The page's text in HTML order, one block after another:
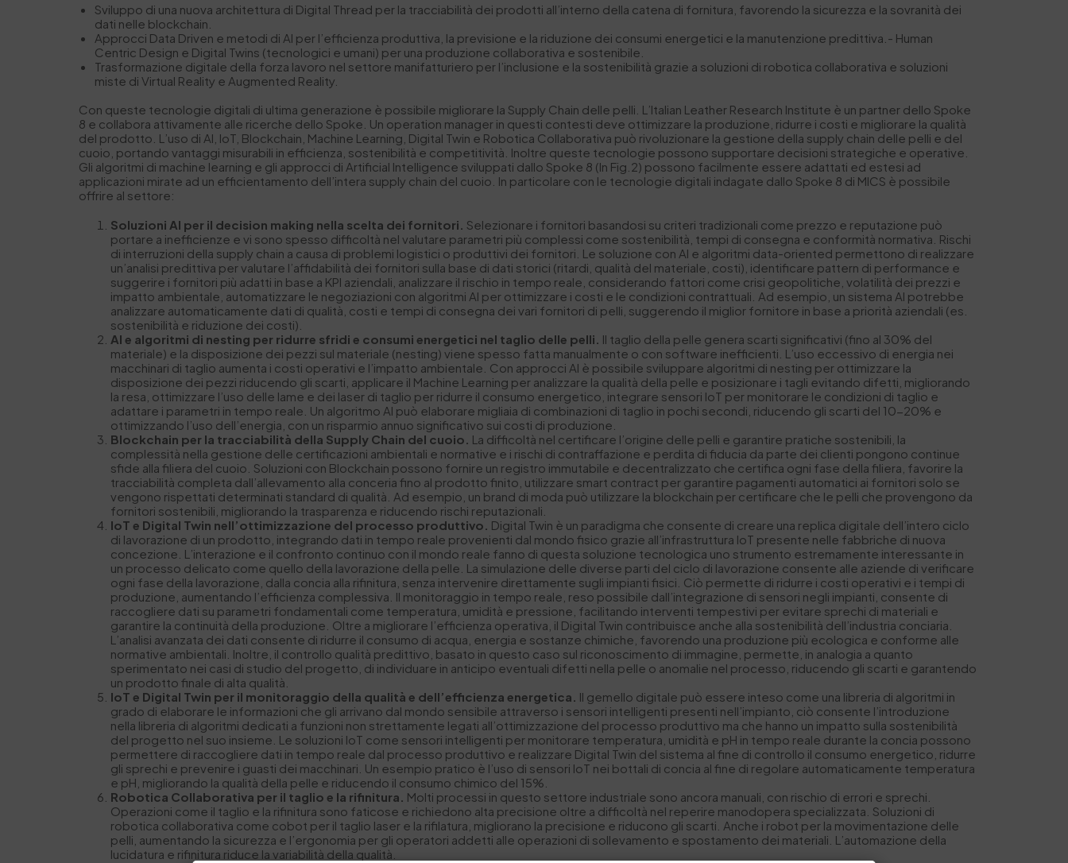
Sviluppo di una nuova architettura di Digital Thread per la tracciabilità dei prodotti all’interno della catena di fornitura, favorendo la sicurezza e la sovranità dei
dati nelle blockchain.
Approcci Data Driven e metodi di AI per l’efficienza produttiva, la previsione e la riduzione dei consumi energetici e la manutenzione predittiva.- Human
Centric Design e Digital Twins (tecnologici e umani) per una produzione collaborativa e sostenibile.
Trasformazione digitale della forza lavoro nel settore manifatturiero per l’inclusione e la sostenibilità grazie a soluzioni di robotica collaborativa e soluzioni
miste di Virtual Reality e Augmented Reality.
Con queste tecnologie digitali di ultima generazione è possibile migliorare la Supply Chain delle pelli. L’Italian Leather Research Institute è un partner dello Spoke
8 e collabora attivamente alle ricerche dello Spoke. Un operation manager in questi contesti deve ottimizzare la produzione, ridurre i costi e migliorare la qualità
del prodotto. L’uso di AI, IoT, Blockchain, Machine Learning, Digital Twin e Robotica Collaborativa può rivoluzionare la gestione della supply chain delle pelli e del
cuoio, portando vantaggi misurabili in efficienza, sostenibilità e competitività. Inoltre queste tecnologie possono supportare decisioni strategiche e operative.
Gli algoritmi di machine learning e gli approcci di Artificial Intelligence sviluppati dallo Spoke 8 (In Fig.2) possono facilmente essere adattati ed estesi ad
applicazioni mirate ad un efficientamento dell’intera supply chain del cuoio. In particolare con le tecnologie digitali indagate dallo Spoke 8 di MICS è possibile
offrire al settore:
Soluzioni AI per il decision making nella scelta dei fornitori. Selezionare i fornitori basandosi su criteri tradizionali come prezzo e reputazione può
portare a inefficienze e vi sono spesso difficoltà nel valutare parametri più complessi come sostenibilità, tempi di consegna e conformità normativa. Rischi
di interruzioni della supply chain a causa di problemi logistici o produttivi dei fornitori. Le soluzione con AI e algoritmi data-oriented permettono di realizzare
un’analisi predittiva per valutare l’affidabilità dei fornitori sulla base di dati storici (ritardi, qualità del materiale, costi), identificare pattern di performance e
suggerire i fornitori più adatti in base a KPI aziendali, analizzare il rischio in tempo reale, considerando fattori come crisi geopolitiche, volatilità dei prezzi e
impatto ambientale, automatizzare le negoziazioni con algoritmi AI per ottimizzare i costi e le condizioni contrattuali. Ad esempio, un sistema AI potrebbe
analizzare automaticamente dati di qualità, costi e tempi di consegna dei vari fornitori di pelli, suggerendo il miglior fornitore in base a priorità aziendali (es.
sostenibilità e riduzione dei costi).
AI e algoritmi di nesting per ridurre sfridi e consumi energetici nel taglio delle pelli. Il taglio della pelle genera scarti significativi (fino al 30% del
materiale) e la disposizione dei pezzi sul materiale (nesting) viene spesso fatta manualmente o con software inefficienti. L’uso eccessivo di energia nei
macchinari di taglio aumenta i costi operativi e l’impatto ambientale. Con approcci AI è possibile sviluppare algoritmi di nesting per ottimizzare la
disposizione dei pezzi riducendo gli scarti, applicare il Machine Learning per analizzare la qualità della pelle e posizionare i tagli evitando difetti, migliorando
la resa, ottimizzare l’uso delle lame e dei laser di taglio per ridurre il consumo energetico, integrare sensori IoT per monitorare le condizioni di taglio e
adattare i parametri in tempo reale. Un algoritmo AI può elaborare migliaia di combinazioni di taglio in pochi secondi, riducendo gli scarti del 10-20% e
ottimizzando l’uso dell’energia, con un risparmio annuo significativo sui costi di produzione.
Blockchain per la tracciabilità della Supply Chain del cuoio. La difficoltà nel certificare l’origine delle pelli e garantire pratiche sostenibili, la
complessità nella gestione delle certificazioni ambientali e normative e i rischi di contraffazione e perdita di fiducia da parte dei clienti pongono continue
sfide alla filiera del cuoio. Soluzioni con Blockchain possono fornire un registro immutabile e decentralizzato che certifica ogni fase della filiera, favorire la
tracciabilità completa dall’allevamento alla conceria fino al prodotto finito, utilizzare smart contract per garantire pagamenti automatici ai fornitori solo se
vengono rispettati determinati standard di qualità. Ad esempio, un brand di moda può utilizzare la blockchain per certificare che le pelli che provengono da
fornitori sostenibili, migliorando la trasparenza e riducendo rischi reputazionali.
IoT e Digital Twin nell’ottimizzazione del processo produttivo. Digital Twin è un paradigma che consente di creare una replica digitale dell’intero ciclo
di lavorazione di un prodotto, integrando dati in tempo reale provenienti dal mondo fisico grazie all’infrastruttura IoT presente nelle fabbriche di nuova
concezione. L’interazione e il confronto continuo con il mondo reale fanno di questa soluzione tecnologica uno strumento estremamente interessante in
un processo delicato come quello della lavorazione della pelle. La simulazione delle diverse parti del ciclo di lavorazione consente alle aziende di verificare
ogni fase della lavorazione, dalla concia alla rifinitura, senza intervenire direttamente sugli impianti fisici. Ciò permette di ridurre i costi operativi e i tempi di
produzione, aumentando l’efficienza complessiva. Il monitoraggio in tempo reale, reso possibile dall’integrazione di sensori negli impianti, consente di
raccogliere dati su parametri fondamentali come temperatura, umidità e pressione, facilitando interventi tempestivi per evitare sprechi di materiali e
garantire la continuità della produzione. Oltre a migliorare l’efficienza operativa, il Digital Twin contribuisce anche alla sostenibilità dell’industria conciaria.
L’analisi avanzata dei dati consente di ridurre il consumo di acqua, energia e sostanze chimiche, favorendo una produzione più ecologica e conforme alle
normative ambientali. Inoltre, il controllo qualità predittivo, basato in questo caso sul riconoscimento di immagine, permette, in analogia a quanto
sperimentato nei casi di studio del progetto, di individuare in anticipo eventuali difetti nella pelle o anomalie nel processo, riducendo gli scarti e garantendo
un prodotto finale di alta qualità.
IoT e Digital Twin per il monitoraggio della qualità e dell’efficienza energetica. Il gemello digitale può essere inteso come una libreria di algoritmi in
grado di elaborare le informazioni che gli arrivano dal mondo sensibile attraverso i sensori intelligenti presenti nell’impianto, ciò consente l’introduzione
nella libreria di algoritmi dedicati a funzioni non strettamente legati all’ottimizzazione del processo produttivo ma che hanno un impatto sulla sostenibilità
del progetto nel suo insieme. Le soluzioni IoT come sensori intelligenti per monitorare temperatura, umidità e pH in tempo reale durante la concia possono
permettere di raccogliere dati in tempo reale dal processo produttivo e realizzare Digital Twin del sistema al fine di controllo il consumo energetico, ridurre
gli sprechi e prevenire i guasti dei macchinari. Un esempio pratico è l’uso di sensori IoT nei bottali di concia al fine di regolare automaticamente temperatura
e pH, migliorando la qualità della pelle e riducendo il consumo chimico del 15%.
Robotica Collaborativa per il taglio e la rifinitura. Molti processi in questo settore industriale sono ancora manuali, con rischio di errori e sprechi.
Operazioni come il taglio e la rifinitura sono faticose e richiedono alta precisione oltre a difficoltà nel reperire manodopera specializzata. Soluzioni di
robotica collaborativa come cobot per il taglio laser e la rifilatura, migliorano la precisione e riducono gli scarti. Anche i robot per la movimentazione delle
pelli, aumentando la sicurezza e l’ergonomia per gli operatori addetti alle operazioni di sollevamento e spostamento dei materiali. L’automazione della
lucidatura e rifinitura riduce la variabilità della qualità.